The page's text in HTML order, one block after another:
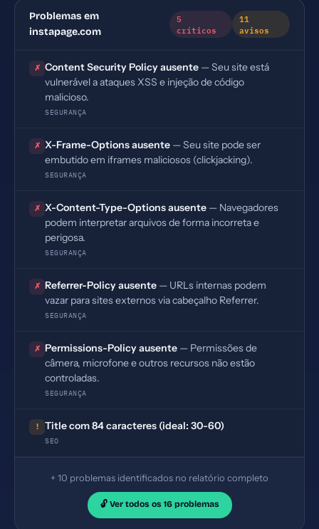
Problemas em
instapage.com
5
críticos
11
avisos
✗ Content Security Policy ausente — Seu site está
vulnerável a ataques XSS e injeção de código
malicioso.
SEGURANÇA
✗ X-Frame-Options ausente — Seu site pode ser
embutido em iframes maliciosos (clickjacking).
SEGURANÇA
✗ X-Content-Type-Options ausente — Navegadores
podem interpretar arquivos de forma incorreta e
perigosa.
SEGURANÇA
✗ Referrer-Policy ausente — URLs internas podem
vazar para sites externos via cabeçalho Referrer.
SEGURANÇA
✗ Permissions-Policy ausente — Permissões de
câmera, microfone e outros recursos não estão
controladas.
SEGURANÇA
! Title com 84 caracteres (ideal: 30-60)
SEO
+ 10 problemas identificados no relatório completo
🔓 Ver todos os 16 problemas